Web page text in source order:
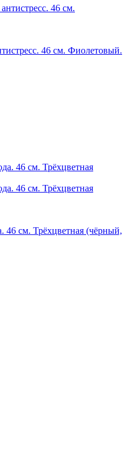
46 см. Фиолетовый.
46 см. Трёхцветная (чёрный,